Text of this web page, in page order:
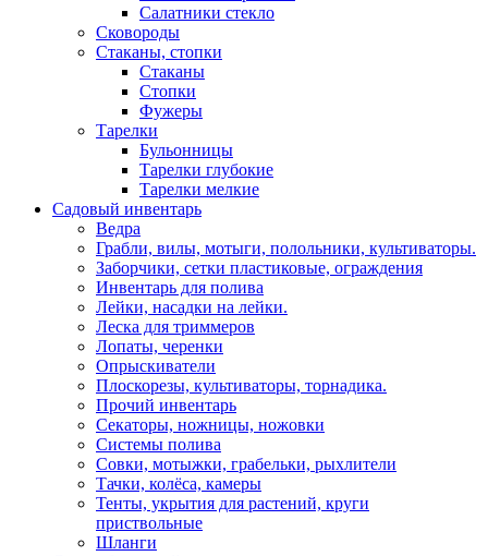
Салатники стекло
Сковороды
Стаканы, стопки
Стаканы
Стопки
Фужеры
Тарелки
Бульонницы
Тарелки глубокие
Тарелки мелкие
Садовый инвентарь
Ведра
Грабли, вилы, мотыги, полольники, культиваторы.
Заборчики, сетки пластиковые, ограждения
Инвентарь для полива
Лейки, насадки на лейки.
Леска для триммеров
Лопаты, черенки
Опрыскиватели
Плоскорезы, культиваторы, торнадика.
Прочий инвентарь
Секаторы, ножницы, ножовки
Системы полива
Совки, мотыжки, грабельки, рыхлители
Тачки, колёса, камеры
Тенты, укрытия для растений, круги
приствольные
Шланги